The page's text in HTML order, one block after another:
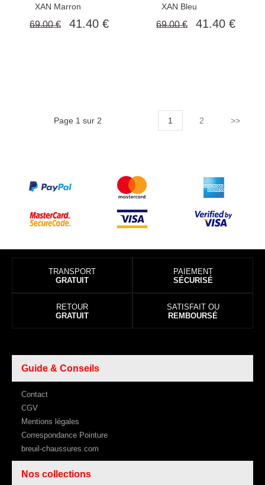
XAN Marron
69.00 € 41.40 €
XAN Bleu
69.00 € 41.40 €
Page 1 sur 2 1 2 >>
TRANSPORT
GRATUIT
PAIEMENT
SÉCURISÉ
RETOUR
GRATUIT
SATISFAIT OU
REMBOURSÉ
Guide & Conseils
Contact
CGV
Mentions légales
Correspondance Pointure
breuil-chaussures.com
Nos collections